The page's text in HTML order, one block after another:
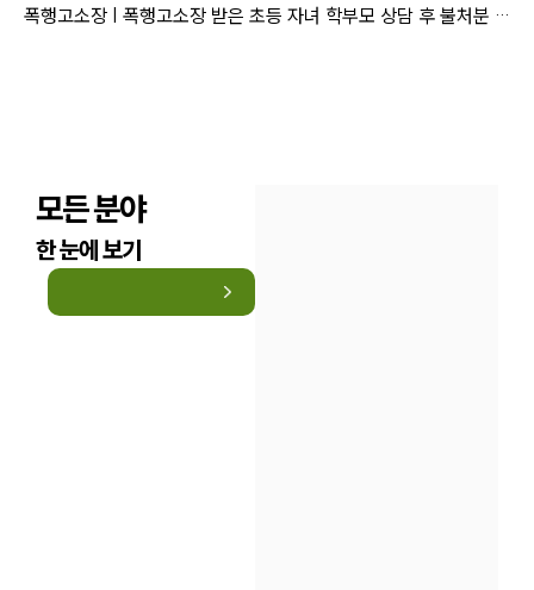
폭행고소장 | 폭행고소장 받은 초등 자녀 학부모 상담 후 불처분 이끌어
모든 분야
한 눈에 보기